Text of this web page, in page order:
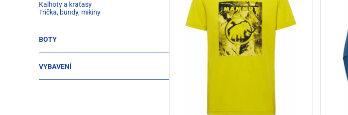
Kalhoty a kraťasy
Trička, bundy, mikiny
BOTY
VYBAVENÍ